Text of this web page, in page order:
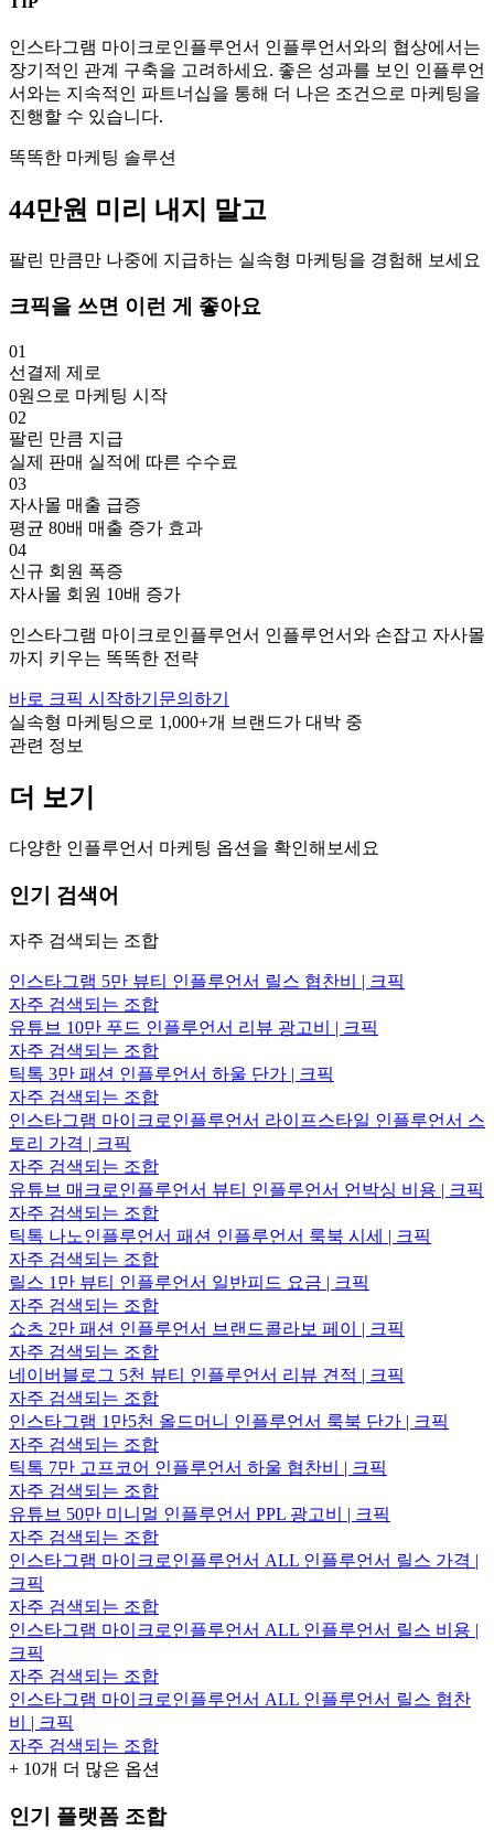
인스타그램 마이크로인플루언서 인플루언서와의 협상에서는
장기적인 관계 구축을 고려하세요. 좋은 성과를 보인 인플루언
서와는 지속적인 파트너십을 통해 더 나은 조건으로 마케팅을
진행할 수 있습니다.
똑똑한 마케팅 솔루션
44만원 미리 내지 말고
팔린 만큼만 나중에 지급하는 실속형 마케팅을 경험해 보세요
크픽을 쓰면 이런 게 좋아요
01
선결제 제로
0원으로 마케팅 시작
02
팔린 만큼 지급
실제 판매 실적에 따른 수수료
03
자사몰 매출 급증
평균 80배 매출 증가 효과
04
신규 회원 폭증
자사몰 회원 10배 증가
인스타그램 마이크로인플루언서 인플루언서와 손잡고 자사몰
까지 키우는 똑똑한 전략
바로 크픽 시작하기 문의하기
실속형 마케팅으로 1,000+개 브랜드가 대박 중
관련 정보
더 보기
다양한 인플루언서 마케팅 옵션을 확인해보세요
인기 검색어
자주 검색되는 조합
인스타그램 5만 뷰티 인플루언서 릴스 협찬비 | 크픽
자주 검색되는 조합
유튜브 10만 푸드 인플루언서 리뷰 광고비 | 크픽
자주 검색되는 조합
틱톡 3만 패션 인플루언서 하울 단가 | 크픽
자주 검색되는 조합
인스타그램 마이크로인플루언서 라이프스타일 인플루언서 스
토리 가격 | 크픽
자주 검색되는 조합
유튜브 매크로인플루언서 뷰티 인플루언서 언박싱 비용 | 크픽
자주 검색되는 조합
틱톡 나노인플루언서 패션 인플루언서 룩북 시세 | 크픽
자주 검색되는 조합
릴스 1만 뷰티 인플루언서 일반피드 요금 | 크픽
자주 검색되는 조합
쇼츠 2만 패션 인플루언서 브랜드콜라보 페이 | 크픽
자주 검색되는 조합
네이버블로그 5천 뷰티 인플루언서 리뷰 견적 | 크픽
자주 검색되는 조합
인스타그램 1만5천 올드머니 인플루언서 룩북 단가 | 크픽
자주 검색되는 조합
틱톡 7만 고프코어 인플루언서 하울 협찬비 | 크픽
자주 검색되는 조합
유튜브 50만 미니멀 인플루언서 PPL 광고비 | 크픽
자주 검색되는 조합
인스타그램 마이크로인플루언서 ALL 인플루언서 릴스 가격 |
크픽
자주 검색되는 조합
인스타그램 마이크로인플루언서 ALL 인플루언서 릴스 비용 |
크픽
자주 검색되는 조합
인스타그램 마이크로인플루언서 ALL 인플루언서 릴스 협찬
비 | 크픽
자주 검색되는 조합
+ 10개 더 많은 옵션
인기 플랫폼 조합